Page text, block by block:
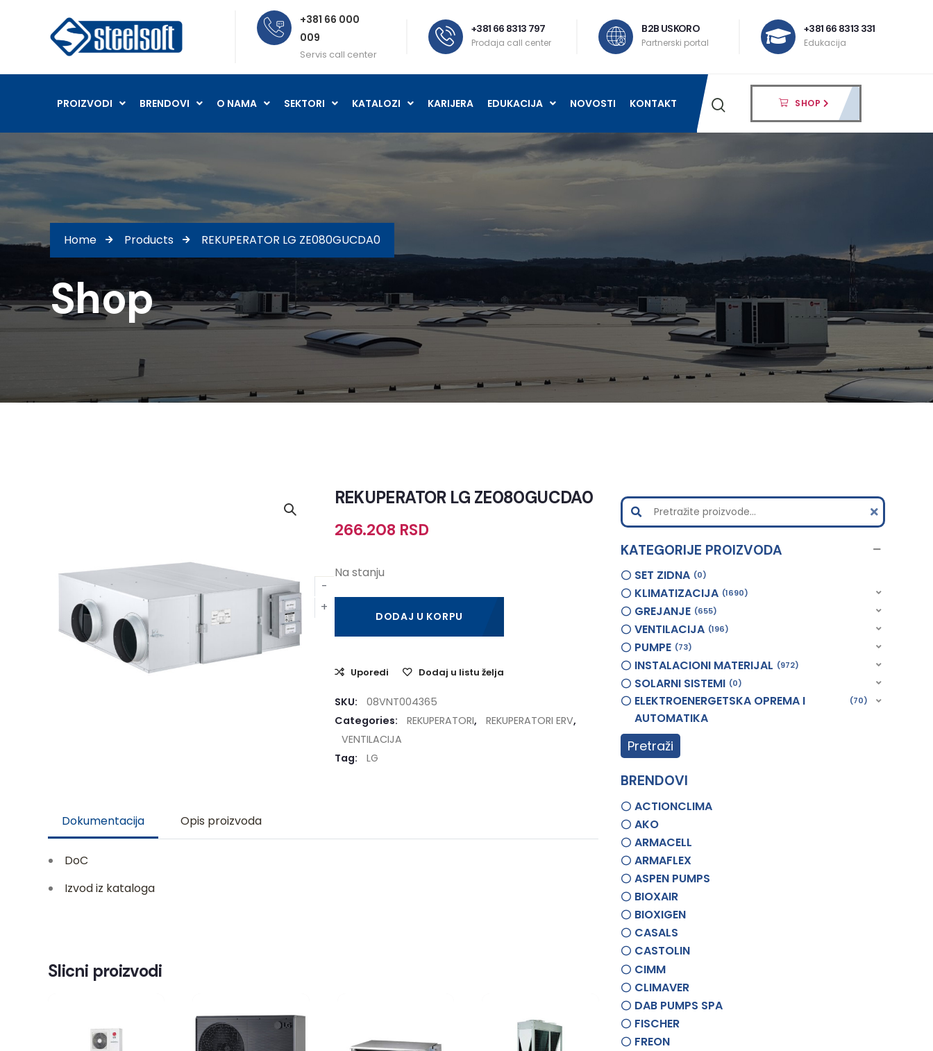
+381 66 000
009
Servis call center
+381 66 8313 797
Prodaja call center
B2B USKORO
Partnerski portal
+381 66 8313 331
Edukacija
PROIZVODI BRENDOVI O NAMA SEKTORI KATALOZI KARIJERA EDUKACIJA NOVOSTI KONTAKT SHOP
Home Products REKUPERATOR LG ZE080GUCDA0
Shop
REKUPERATOR LG ZE080GUCDA0
266.208 RSD
Na stanju
DODAJ U KORPU
Uporedi Dodaj u listu želja
SKU:
08VNT004365
Categories:
REKUPERATORI, REKUPERATORI ERV,
VENTILACIJA
Tag:
LG
Dokumentacija Opis proizvoda
DoC
Izvod iz kataloga
Slicni proizvodi
KATEGORIJE PROIZVODA
SET ZIDNA 0
KLIMATIZACIJA 1690
GREJANJE 655
VENTILACIJA 196
PUMPE 73
INSTALACIONI MATERIJAL 972
SOLARNI SISTEMI 0
ELEKTROENERGETSKA OPREMA I
AUTOMATIKA
70
Pretraži
BRENDOVI
ACTIONCLIMA
AKO
ARMACELL
ARMAFLEX
ASPEN PUMPS
BIOXAIR
BIOXIGEN
CASALS
CASTOLIN
CIMM
CLIMAVER
DAB PUMPS SPA
FISCHER
FREON